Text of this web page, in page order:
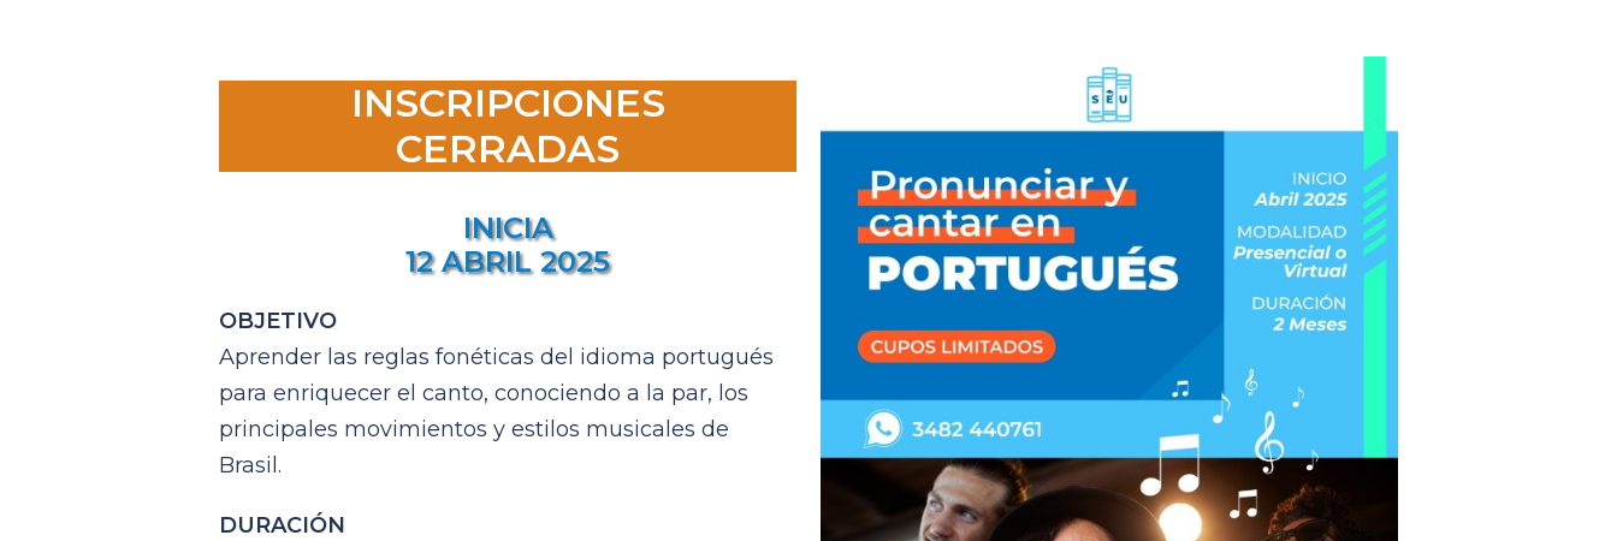
INSCRIPCIONES
CERRADAS
INICIA
12 ABRIL 2025
OBJETIVO
Aprender las reglas fonéticas del idioma portugués
para enriquecer el canto, conociendo a la par, los
principales movimientos y estilos musicales de
Brasil.
DURACIÓN